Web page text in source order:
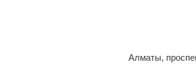
Алматы,